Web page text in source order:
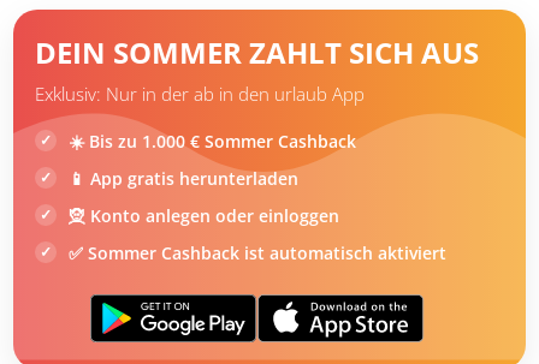
Urlaub, der euch raus aus dem Alltag entführt, genau das,
was ihr gerade braucht.
DEIN SOMMER ZAHLT SICH AUS
Exklusiv: Nur in der ab in den urlaub App
📱 App gratis herunterladen
🧝 Konto anlegen oder einloggen